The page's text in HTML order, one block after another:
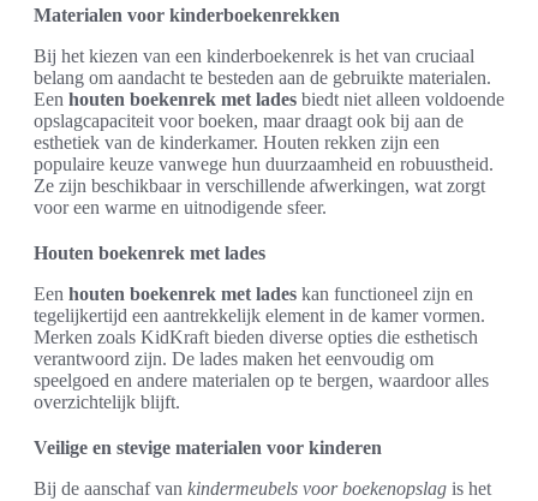
Materialen voor kinderboekenrekken
Bij het kiezen van een kinderboekenrek is het van cruciaal
belang om aandacht te besteden aan de gebruikte materialen.
Een houten boekenrek met lades biedt niet alleen voldoende
opslagcapaciteit voor boeken, maar draagt ook bij aan de
esthetiek van de kinderkamer. Houten rekken zijn een
populaire keuze vanwege hun duurzaamheid en robuustheid.
Ze zijn beschikbaar in verschillende afwerkingen, wat zorgt
voor een warme en uitnodigende sfeer.
Houten boekenrek met lades
Een houten boekenrek met lades kan functioneel zijn en
tegelijkertijd een aantrekkelijk element in de kamer vormen.
Merken zoals KidKraft bieden diverse opties die esthetisch
verantwoord zijn. De lades maken het eenvoudig om
speelgoed en andere materialen op te bergen, waardoor alles
overzichtelijk blijft.
Veilige en stevige materialen voor kinderen
Bij de aanschaf van kindermeubels voor boekenopslag is het